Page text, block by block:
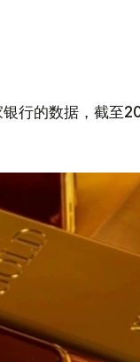
银行的数据，截至